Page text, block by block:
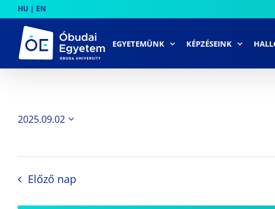
to
content
HU | EN
EGYETEMÜNK KÉPZÉSEINK
2025.09.02
Előző nap